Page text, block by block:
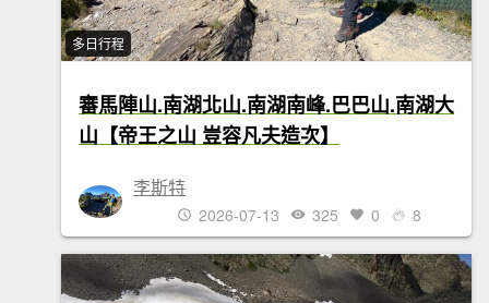
多日行程
審馬陣山.南湖北山.南湖南峰.巴巴山.南湖大
山【帝王之山 豈容凡夫造次】
李斯特
2026-07-13 325 0 8